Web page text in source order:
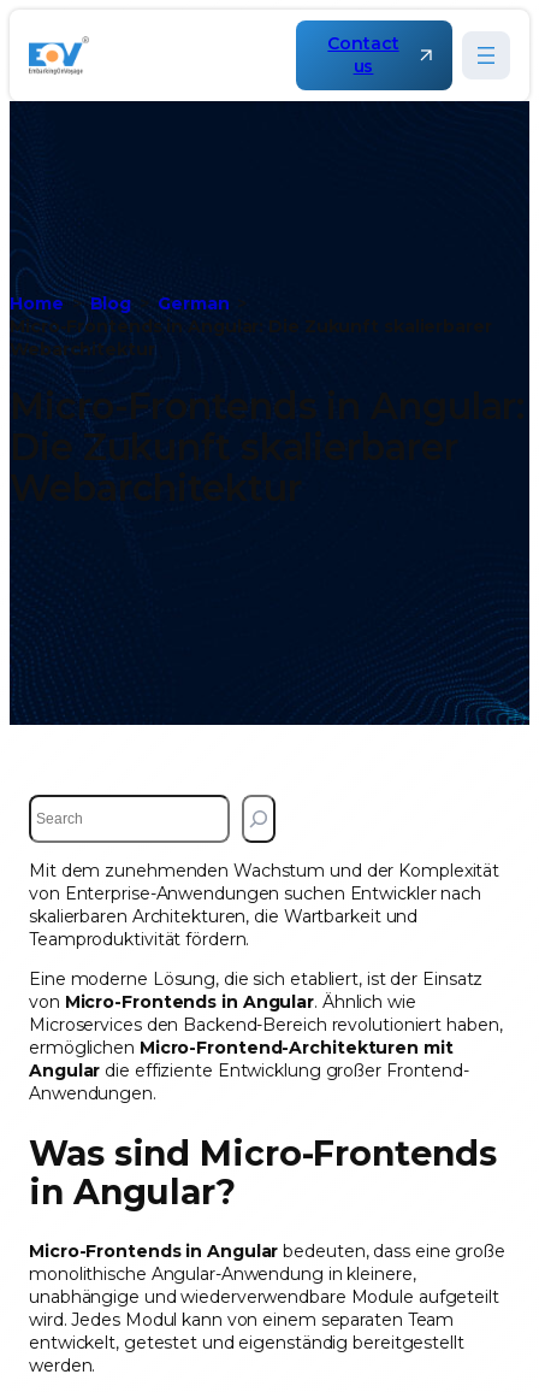
Contact
us
Home Blog
German
Micro-Frontends in Angular: Die Zukunft skalierbarer
Webarchitektur
Micro-Frontends in Angular:
Die Zukunft skalierbarer
Webarchitektur
S
e
r
c
h
Mit dem zunehmenden Wachstum und der Komplexität
von Enterprise-Anwendungen suchen Entwickler nach
skalierbaren Architekturen, die Wartbarkeit und
Teamproduktivität fördern.
Eine moderne Lösung, die sich etabliert, ist der Einsatz
von Micro-Frontends in Angular. Ähnlich wie
Microservices den Backend-Bereich revolutioniert haben,
ermöglichen Micro-Frontend-Architekturen mit
Angular die effiziente Entwicklung großer Frontend-
Anwendungen.
Was sind Micro-Frontends
in Angular?
Micro-Frontends in Angular bedeuten, dass eine große
monolithische Angular-Anwendung in kleinere,
unabhängige und wiederverwendbare Module aufgeteilt
wird. Jedes Modul kann von einem separaten Team
entwickelt, getestet und eigenständig bereitgestellt
werden.